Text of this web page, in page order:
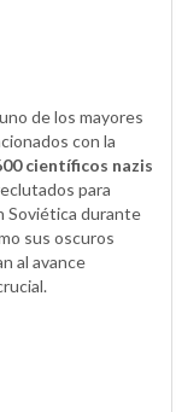
de los mayores
con la
científicos nazis
para
Soviética durante
sus oscuros
al avance